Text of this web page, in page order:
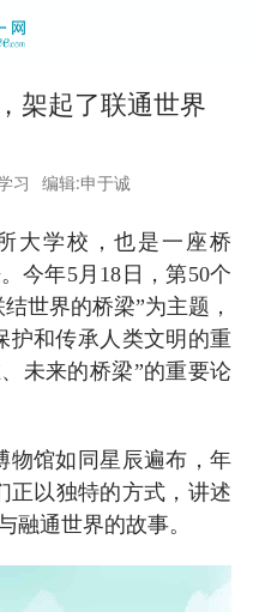
架起了联通世界
习 编辑:申于诚
大学校，也是一座桥
今年5月18日，第50个
世界的桥梁”为主题，
护和传承人类文明的重
未来的桥梁”的重要论
物馆如同星辰遍布，年
正以独特的方式，讲述
融通世界的故事。